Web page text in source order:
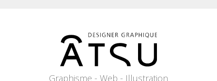
Graphisme - Web - Illustration